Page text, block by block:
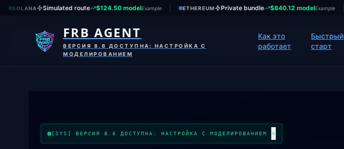
SOLANA Simulated route $124.50 modelExample ETHEREUM Private bundle $840.12 modelExample
FRB AGENT
ВЕРСИЯ 8.6 ДОСТУПНА: НАСТРОЙКА С
МОДЕЛИРОВАНИЕМ
Как это
работает
Быстрый
старт
[SYS] ВЕРСИЯ 8.6 ДОСТУПНА: НАСТРОЙКА С МОДЕЛИРОВАНИЕМ ×